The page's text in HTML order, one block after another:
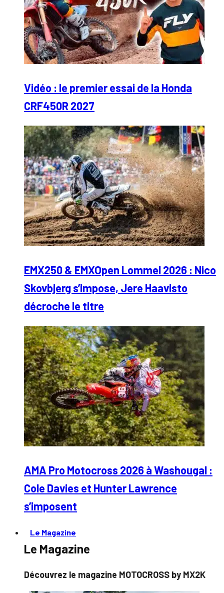
Vidéo : le premier essai de la Honda
CRF450R 2027
EMX250 & EMXOpen Lommel 2026 : Nico
Skovbjerg s’impose, Jere Haavisto
décroche le titre
AMA Pro Motocross 2026 à Washougal :
Cole Davies et Hunter Lawrence
s’imposent
Le Magazine
Le Magazine
Découvrez le magazine MOTOCROSS by MX2K